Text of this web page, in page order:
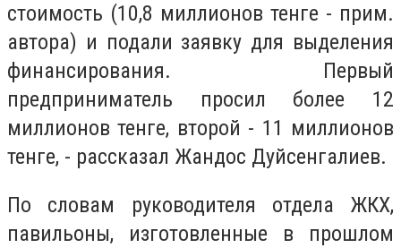
стоимость (10,8 миллионов тенге - прим.
автора) и подали заявку для выделения
финансирования. Первый
предприниматель просил более 12
миллионов тенге, второй - 11 миллионов
тенге, - рассказал Жандос Дуйсенгалиев.
По словам руководителя отдела ЖКХ,
павильоны, изготовленные в прошлом